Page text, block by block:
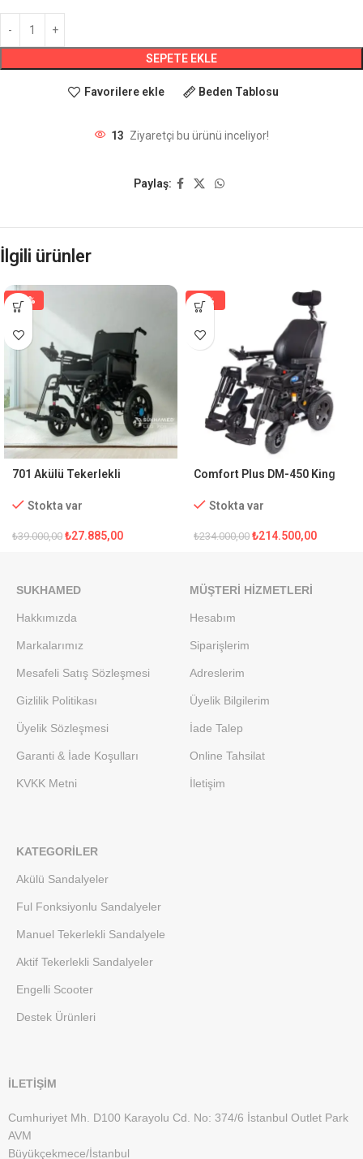
SEPETE EKLE
Favorilere ekle Beden Tablosu
13 Ziyaretçi bu ürünü inceliyor!
Paylaş:
İlgili ürünler
-29%
701 Akülü Tekerlekli
Stokta var
₺39.000,00 ₺27.885,00
-8%
Comfort Plus DM-450 King
Sandalye
Stokta var
₺234.000,00 ₺214.500,00
SUKHAMED
Hakkımızda
Markalarımız
Mesafeli Satış Sözleşmesi
Gizlilik Politikası
Üyelik Sözleşmesi
Garanti & İade Koşulları
KVKK Metni
MÜŞTERI HIZMETLERI
Hesabım
Siparişlerim
Adreslerim
Üyelik Bilgilerim
İade Talep
Online Tahsilat
İletişim
KATEGORILER
Akülü Sandalyeler
Ful Fonksiyonlu Sandalyeler
Manuel Tekerlekli Sandalyele
Aktif Tekerlekli Sandalyeler
Engelli Scooter
Destek Ürünleri
İLETİŞİM
Cumhuriyet Mh. D100 Karayolu Cd. No: 374/6 İstanbul Outlet Park
AVM
Büyükçekmece/İstanbul